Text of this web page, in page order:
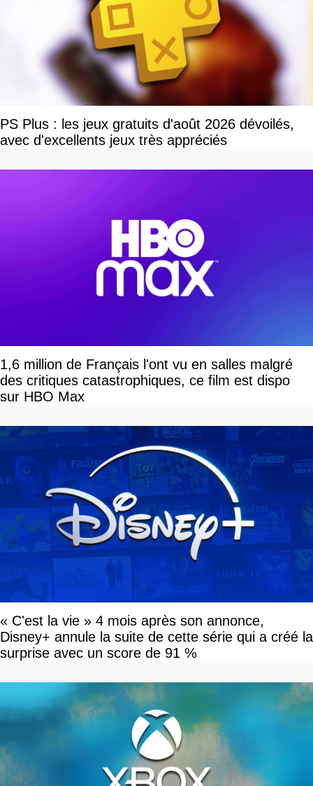
PS Plus : les jeux gratuits d'août 2026 dévoilés,
avec d'excellents jeux très appréciés
1,6 million de Français l'ont vu en salles malgré
des critiques catastrophiques, ce film est dispo
sur HBO Max
« C'est la vie » 4 mois après son annonce,
Disney+ annule la suite de cette série qui a créé la
surprise avec un score de 91 %